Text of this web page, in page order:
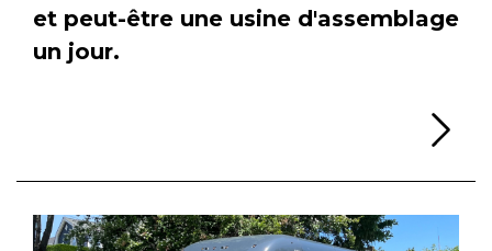
et peut-être une usine d'assemblage
un jour.